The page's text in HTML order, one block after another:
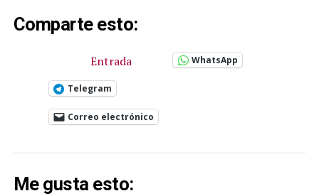
Comparte esto:
Entrada WhatsApp
Telegram
Correo electrónico
Me gusta esto: